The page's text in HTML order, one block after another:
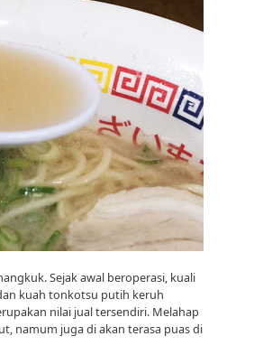
Sejak awal beroperasi, kuali
kuah tonkotsu putih keruh
nilai jual tersendiri. Melahap
namum juga di akan terasa puas di